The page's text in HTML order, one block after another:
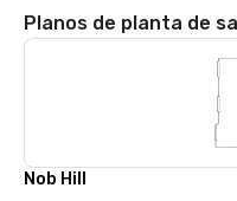
Planos de planta de
Nob Hill